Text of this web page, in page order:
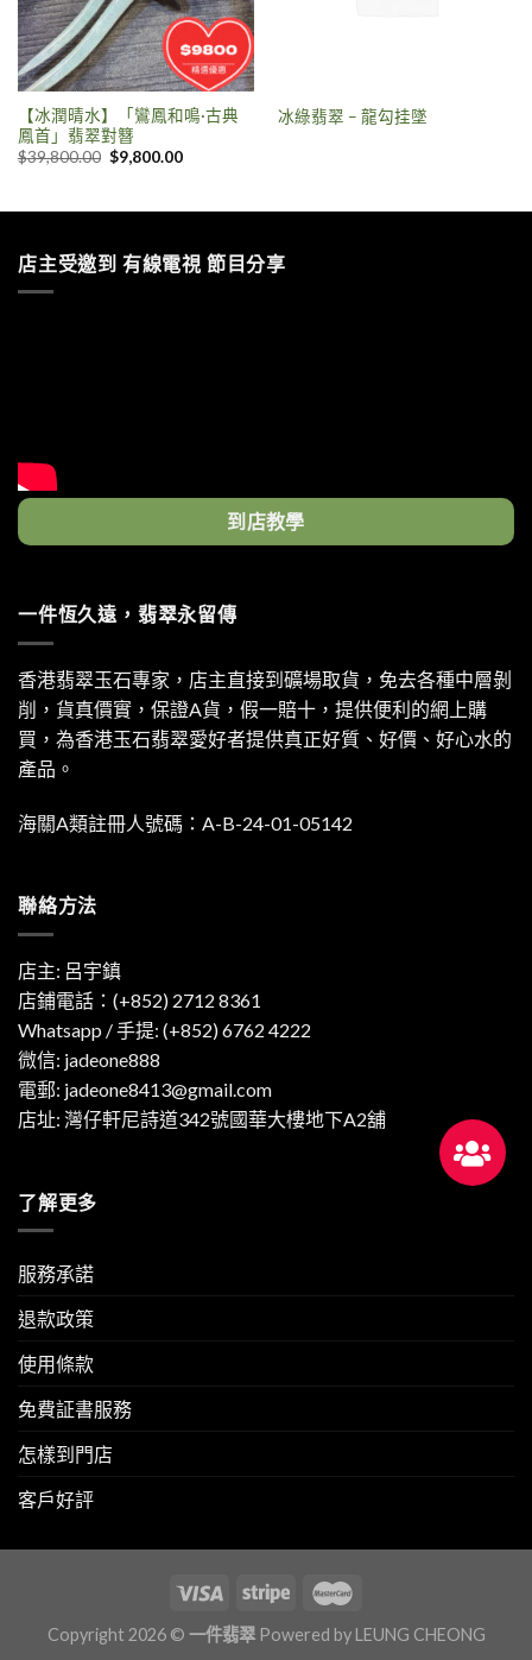
【冰潤晴水】「鸞鳳和鳴·古典
鳳首」翡翠對簪
$39,800.00 $9,800.00
冰綠翡翠 – 龍勾挂墜
店主受邀到 有線電視 節目分享
到店教學
一件恆久遠，翡翠永留傳
香港翡翠玉石專家，店主直接到礦場取貨，免去各種中層剝
削，貨真價實，保證A貨，假一賠十，提供便利的網上購
買，為香港玉石翡翠愛好者提供真正好質、好價、好心水的
產品。
海關A類註冊人號碼：A-B-24-01-05142
聯絡方法
店主: 呂宇鎮
店鋪電話：(+852) 2712 8361
Whatsapp / 手提: (+852) 6762 4222
微信: jadeone888
電郵: jadeone8413@gmail.com
店址: 灣仔軒尼詩道342號國華大樓地下A2舖
了解更多
服務承諾
退款政策
使用條款
免費証書服務
怎樣到門店
客戶好評
Copyright 2026 © 一件翡翠Powered by LEUNG CHEONG